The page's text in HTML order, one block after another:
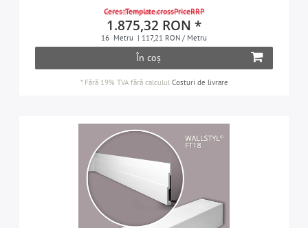
Ceres::Template.crossPriceRRP
1.875,32 RON *
16 Metru | 117,21 RON / Metru
În coș
* Fără 19% TVAfără calculul Costuri de livrare